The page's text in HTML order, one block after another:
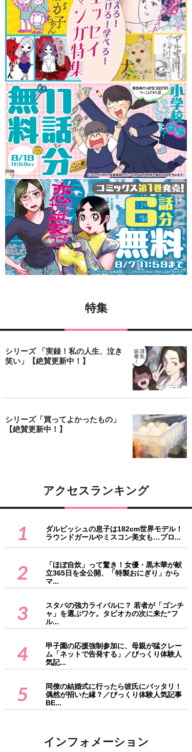
特集
シリーズ 「実録！私の人生、泣き
笑い」【絶賛更新中！】
シリーズ「買ってよかったもの」
【絶賛更新中！】
アクセスランキング
1
ダルビッシュの息子は182cm世界モデル！
ラウンドガールやミスコン美女も…プロ...
2
「ほぼ自炊」って驚き！女優・黒木華が献
立365日を全公開、「特製おにぎり」から
マ...
3
スタバの強力ライバルに？ 若者が「ゴンチ
ャ」を選ぶワケ。タピオカの次に来た“フ
ル...
4
甲子園の応援強制参加に、母親が猛クレー
ム「ネットで告発する」／びっくり体験人
気記...
5
同僚の結婚式に行ったら彼氏にバッタリ！
偶然が招いた縁？／びっくり体験人気記事
BE...
インフォメーション